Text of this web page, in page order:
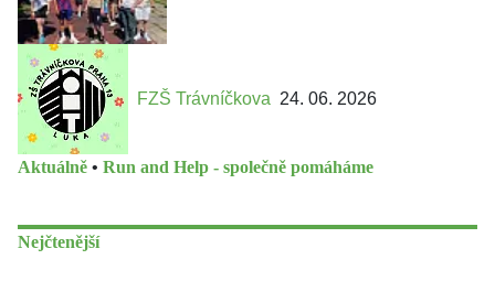
FZŠ Trávníčkova 24. 06. 2026
Aktuálně • Run and Help - společně pomáháme
Nejčtenější